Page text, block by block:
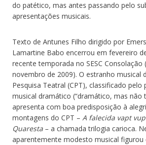
do patético, mas antes passando pelo
apresentações musicais.
Texto de Antunes Filho dirigido por
Lamartine Babo encerrou em fevereiro
recente temporada no SESC Consolação
novembro de 2009). O estranho musical
Pesquisa Teatral (CPT), classificado
musical dramático (“dramático, mas não
apresenta com boa predisposição à
montagens do CPT – A falecida vapt
Quaresta – a chamada trilogia carioca.
aparentemente modesto musical figurou